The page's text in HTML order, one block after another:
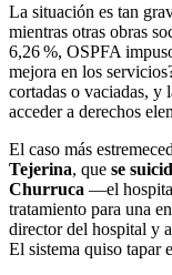
La situación es tan
mientras otras obras
6,26 %, OSPFA
mejora en los
cortadas o vaciadas, y
acceder a derechos
El caso más
Tejerina, que se
Churruca —el
tratamiento para una
director del hospital y
El sistema quiso tapar